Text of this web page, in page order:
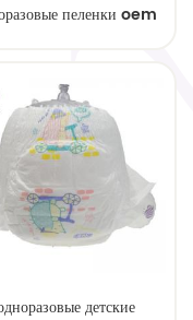
пеленки oem
детские